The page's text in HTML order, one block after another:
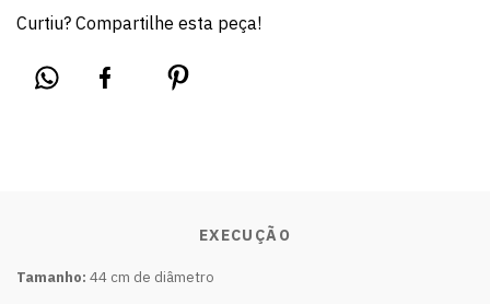
Curtiu? Compartilhe esta peça!
EXECUÇÃO
Tamanho: 44 cm de diâmetro